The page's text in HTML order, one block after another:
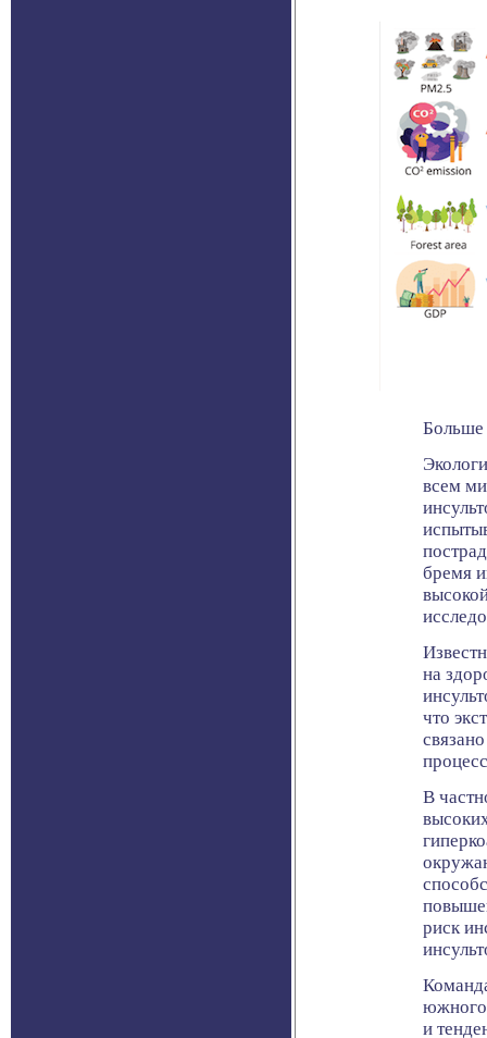
Больше
всем
бремя
на
что
В
риск
южного
и